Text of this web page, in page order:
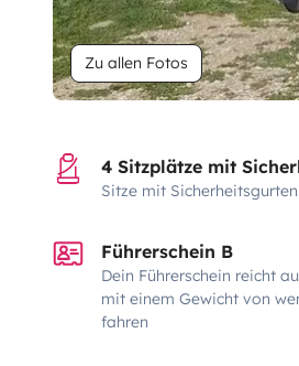
Zu allen Fotos
4 Sitzplätze mit
Sitze mit Sicherheitsgurten
Führerschein B
Dein Führerschein reicht
mit einem Gewicht von
fahren